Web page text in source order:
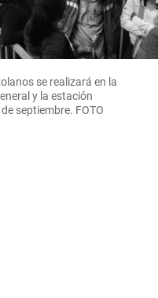
se realizará en la
y la estación
septiembre. FOTO